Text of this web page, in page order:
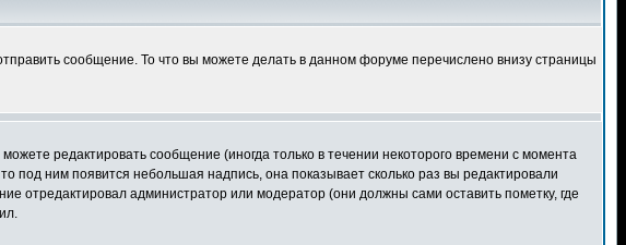
сообщение. То что вы можете делать в данном форуме перечислено внизу страницы
редактировать сообщение (иногда только в течении некоторого времени с момента
ним появится небольшая надпись, она показывает сколько раз вы редактировали
отредактировал администратор или модератор (они должны сами оставить пометку, где